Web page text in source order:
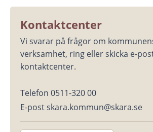
Kontaktcenter
Vi svarar på frågor om
verksamhet, ring eller skicka e-
kontaktcenter.
Telefon 0511-320 00
E-post skara.kommun@skara.se